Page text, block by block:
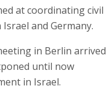
at coordinating civil
and Germany.
in Berlin arrived
until now
in Israel.